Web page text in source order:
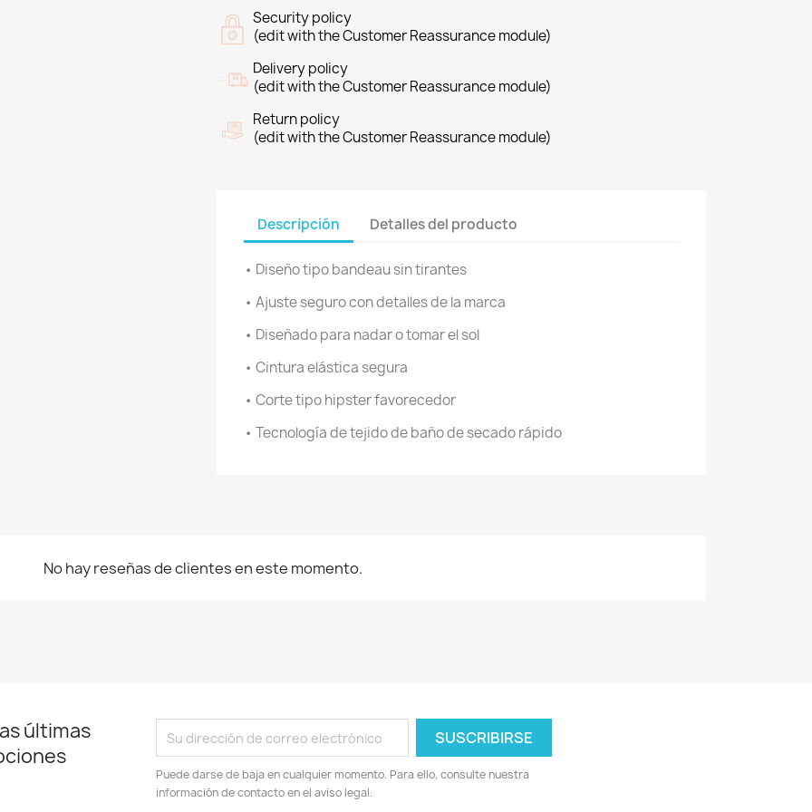
Security policy
(edit with the Customer Reassurance module)
Delivery policy
(edit with the Customer Reassurance module)
Return policy
(edit with the Customer Reassurance module)
Descripción Detalles del producto
• Diseño tipo bandeau sin tirantes
• Ajuste seguro con detalles de la marca
• Diseñado para nadar o tomar el sol
• Cintura elástica segura
• Corte tipo hipster favorecedor
• Tecnología de tejido de baño de secado rápido
No hay reseñas de clientes en este momento.
últimas
Puede darse de baja en cualquier momento. Para ello, consulte nuestra
información de contacto en el aviso legal.